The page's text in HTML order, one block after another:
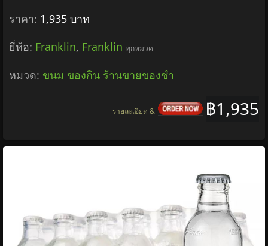
ราคา: 1,935 บาท
ยี่ห้อ: Franklin, Franklin ทุกหมวด
หมวด: ขนม ของกิน ร้านขายของชำ
฿1,935
รายละเอียด &